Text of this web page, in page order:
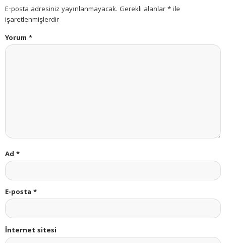
E-posta adresiniz yayınlanmayacak. Gerekli alanlar*ile
işaretlenmişlerdir
Yorum *
Ad *
E-posta *
İnternet sitesi